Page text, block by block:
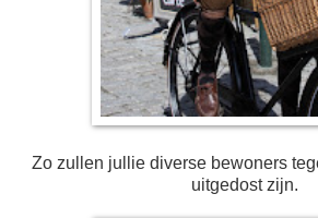
Zo zullen jullie diverse bewoners
uitgedost zijn.